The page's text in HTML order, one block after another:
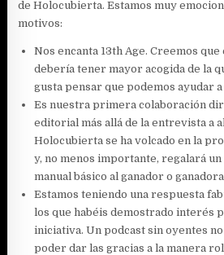
de Holocubierta. Estamos muy
motivos:
Nos encanta 13th Age. Creemos que
debería tener mayor acogida de la
gusta pensar que podemos ayudar
Es nuestra primera colaboración
editorial más allá de la entrevista a
Holocubierta se ha volcado en la
y, no menos importante, regalará
manual básico al ganador o
Estamos teniendo una respuesta
los que habéis demostrado interés
iniciativa. Un podcast sin oyentes no
poder dar las gracias a la manera